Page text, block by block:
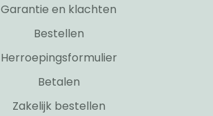
Garantie en klachten
Bestellen
Herroepingsformulier
Betalen
Zakelijk bestellen